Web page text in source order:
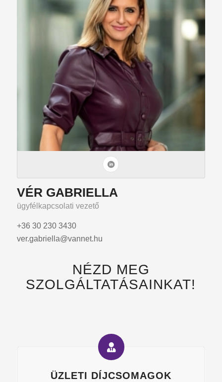
VÉR GABRIELLA
ügyfélkapcsolati vezető
+36 30 230 3430
ver.gabriella@vannet.hu
NÉZD MEG
SZOLGÁLTATÁSAINKAT!
ÜZLETI DÍJCSOMAGOK